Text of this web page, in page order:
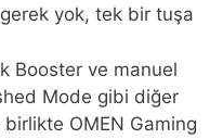
yok, tek bir tuşa
Booster ve manuel
Mode gibi diğer
OMEN Gaming